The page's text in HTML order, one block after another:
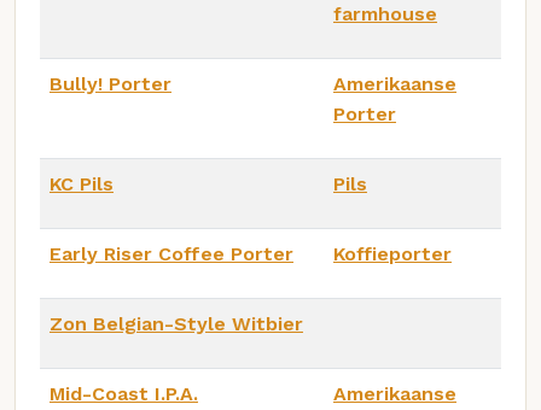
farmhouse
Bully! Porter
Amerikaanse
Porter
KC Pils Pils
Early Riser Coffee Porter Koffieporter
Zon Belgian-Style Witbier
Mid-Coast I.P.A.
Amerikaanse